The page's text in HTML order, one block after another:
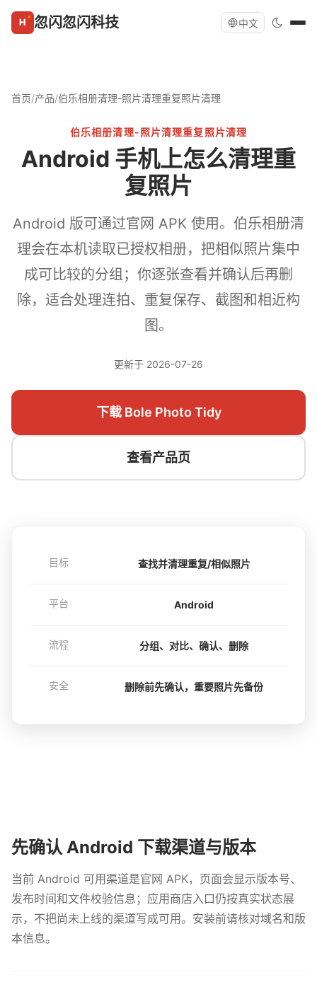
忽闪忽闪科技 中文
首页/产品/伯乐相册清理-照片清理重复照片清理
伯乐相册清理-照片清理重复照片清理
Android 手机上怎么清理重
复照片
Android 版可通过官网 APK 使用。伯乐相册清
理会在本机读取已授权相册，把相似照片集中
成可比较的分组；你逐张查看并确认后再删
除，适合处理连拍、重复保存、截图和相近构
图。
更新于 2026-07-26
下载 Bole Photo Tidy
查看产品页
目标 查找并清理重复/相似照片
平台 Android
流程 分组、对比、确认、删除
安全 删除前先确认，重要照片先备份
先确认 Android 下载渠道与版本
当前 Android 可用渠道是官网 APK，页面会显示版本号、
发布时间和文件校验信息；应用商店入口仍按真实状态展
示，不把尚未上线的渠道写成可用。安装前请核对域名和版
本信息。